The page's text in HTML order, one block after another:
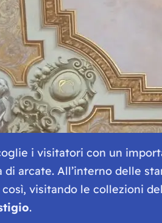
i visitatori con un
arcate. All’interno delle
così, visitando le collezioni
.